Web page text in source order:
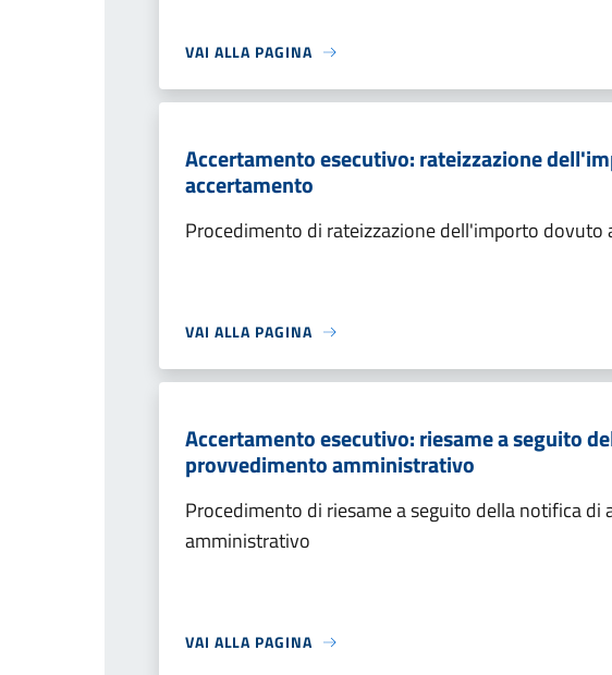
VAI ALLA PAGINA
Accertamento esecutivo: rateizzazione
accertamento
Procedimento di rateizzazione dell'importo dovuto
VAI ALLA PAGINA
Accertamento esecutivo: riesame a seguito
provvedimento amministrativo
Procedimento di riesame a seguito della notifica
amministrativo
VAI ALLA PAGINA